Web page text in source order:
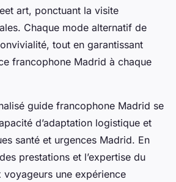
art, ponctuant la visite
Chaque mode alternatif de
tout en garantissant
francophone Madrid à chaque
guide francophone Madrid se
d’adaptation logistique et
santé et urgences Madrid. En
prestations et l’expertise du
voyageurs une expérience